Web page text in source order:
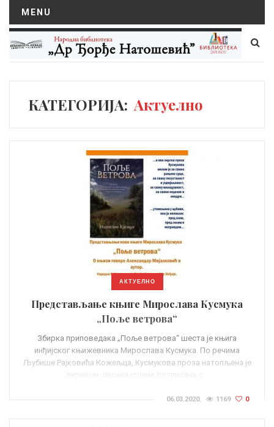
MENU
КАТЕГОРИЈА: Актуелно
АКТУЕЛНО
Представљање књиге Мирослава Кусмука
„Поље ветрова“
Збирка приповедака „Поље ветрова“ шеста је књига
инђијског књижевника Мирослава Кусмука. По речима
Љубише Рајковића Кожељца, Кусмукова проза натопљена је
06.03.2020. 1169 0